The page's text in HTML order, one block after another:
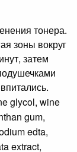
тонера.
зоны вокруг
затем
glycol, wine
gum,
edta,
extract,